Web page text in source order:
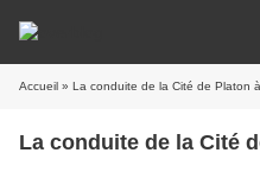
Accueil » La conduite de la Cité de Platon
La conduite de la Cité